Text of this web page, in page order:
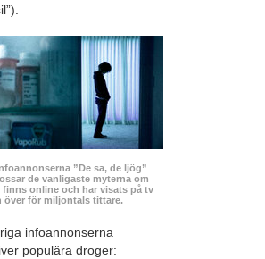
”De sa, de ljög”
de vanligaste myterna om
finns online och har visats på tv
över för miljontals tittare.
infoannonserna
populära droger: